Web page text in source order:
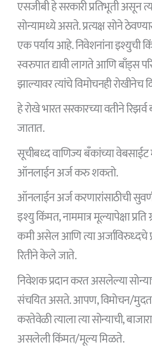
एसजीबी हे सरकारी प्रतिभूती असून
सोन्यामध्ये असते. प्रत्यक्ष सोने
एक पर्याय आहे. निवेशनांना इश्युची
स्वरुपात द्यावी लागते आणि बाँड्स
झाल्यावर त्यांचे विमोचनही रोखीनेच
हे रोखे भारत सरकारच्या वतीने
जातात.
सूचीबध्द वाणिज्य बँकांच्या वेबसाईट
ऑनलाईन अर्ज करु शकतो.
ऑनलाईन अर्ज करणारांसाठीची
इश्यु किंमत, नाममात्र मूल्यापेक्षा
कमी असेल आणि त्या अर्जाविरुध्दचे
रितीने केले जाते.
निवेशक प्रदान करत असलेल्या
संचयित असते. आपण, विमोचन/
करतेवेळी त्याला त्या सोन्याची,
असलेली किंमत/मूल्य मिळते.